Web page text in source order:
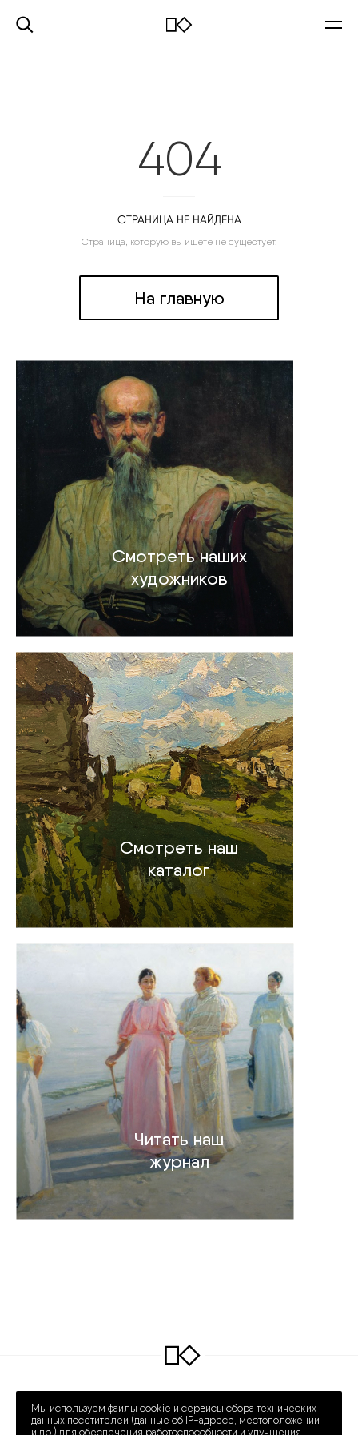
404
СТРАНИЦА НЕ НАЙДЕНА
Страница, которую вы ищете не сущестует.
На главную
Смотреть наших
художников
Смотреть наш
каталог
Читать наш
журнал
ПРЕЧИСТЕНКА 30/2
ПН – СБ 12:00 – 20:00
Мы используем файлы cookie и сервисы сбора технических
данных посетителей (данные об IP-адресе, местоположении
и др.) для обеспечения работоспособности и улучшения